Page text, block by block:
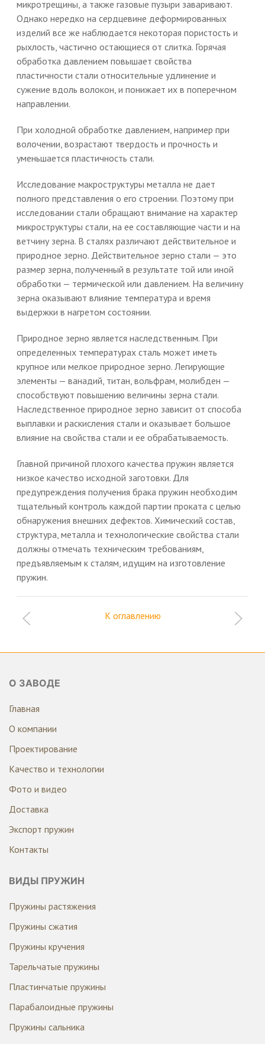
микротрещины, а также газовые пузыри заваривают.
Однако нередко на сердцевине деформированных
изделий все же наблюдается некоторая пористость и
рыхлость, частично остающиеся от слитка. Горячая
обработка давлением повышает свойства
пластичности стали относительные удлинение и
сужение вдоль волокон, и понижает их в поперечном
направлении.
При холодной обработке давлением, например при
волочении, возрастают твердость и прочность и
уменьшается пластичность стали.
Исследование макроструктуры металла не дает
полного представления о его строении. Поэтому при
исследовании стали обращают внимание на характер
микроструктуры стали, на ее составляющие части и на
ветчину зерна. В сталях различают действительное и
природное зерно. Действительное зерно стали — это
размер зерна, полученный в результате той или иной
обработки — термической или давлением. На величину
зерна оказывают влияние температура и время
выдержки в нагретом состоянии.
Природное зерно является наследственным. При
определенных температурах сталь может иметь
крупное или мелкое природное зерно. Легирующие
элементы — ванадий, титан, вольфрам, молибден —
способствуют повышению величины зерна стали.
Наследственное природное зерно зависит от способа
выплавки и раскисления стали и оказывает большое
влияние на свойства стали и ее обрабатываемость.
Главной причиной плохого качества пружин является
низкое качество исходной заготовки. Для
предупреждения получения брака пружин необходим
тщательный контроль каждой партии проката с целью
обнаружения внешних дефектов. Химический состав,
структура, металла и технологические свойства стали
должны отмечать техническим требованиям,
предъявляемым к сталям, идущим на изготовление
пружин.
К оглавлению
О ЗАВОДЕ
Главная
О компании
Проектирование
Качество и технологии
Фото и видео
Доставка
Экспорт пружин
Контакты
ВИДЫ ПРУЖИН
Пружины растяжения
Пружины сжатия
Пружины кручения
Тарельчатые пружины
Пластинчатые пружины
Парабалоидные пружины
Пружины сальника